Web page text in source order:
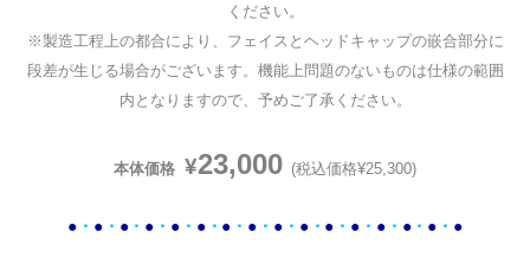
ください。
※製造工程上の都合により、フェイスとヘッドキャップの嵌合部分に
段差が生じる場合がございます。機能上問題のないものは仕様の範囲
内となりますので、予めご了承ください。
本体価格 ¥23,000 (税込価格¥25,300)
● ・ ●・ ●・ ● ・ ●・ ●・ ● ・ ● ・ ●・ ●・ ● ・ ●・ ●・ ●・ ● ・ ●